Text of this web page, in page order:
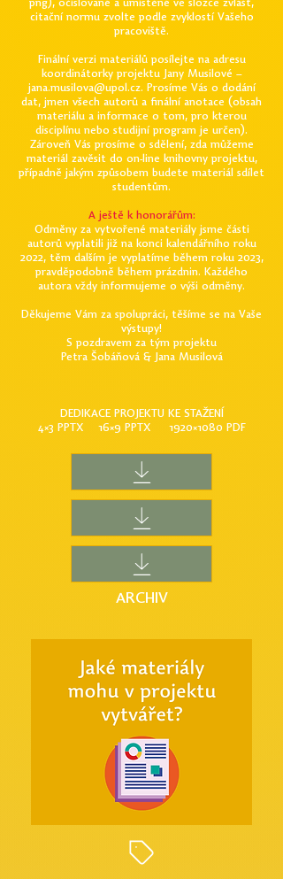
png), očíslované a umístěné ve složce zvlášť,
citační normu zvolte podle zvyklostí Vašeho
pracoviště.
Finální verzi materiálů posílejte na adresu
koordinátorky projektu Jany Musilové –
jana.musilova@upol.cz. Prosíme Vás o dodání
dat, jmen všech autorů a finální anotace (obsah
materiálu a informace o tom, pro kterou
disciplínu nebo studijní program je určen).
Zároveň Vás prosíme o sdělení, zda můžeme
materiál zavěsit do on-line knihovny projektu,
případně jakým způsobem budete materiál sdílet
studentům.
A ještě k honorářům:
Odměny za vytvořené materiály jsme části
autorů vyplatili již na konci kalendářního roku
2022, těm dalším je vyplatíme během roku 2023,
pravděpodobně během prázdnin. Každého
autora vždy informujeme o výši odměny.
Děkujeme Vám za spolupráci, těšíme se na Vaše
výstupy!
S pozdravem za tým projektu
Petra Šobáňová & Jana Musilová
DEDIKACE PROJEKTU KE STAŽENÍ
4×3 PPTX 16×9 PPTX 1920×1080 PDF
ARCHIV